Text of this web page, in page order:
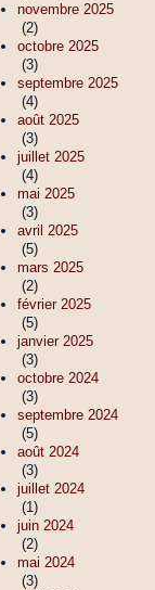
novembre 2025
(2)
octobre 2025
(3)
septembre 2025
(4)
août 2025
(3)
juillet 2025
(4)
mai 2025
(3)
avril 2025
(5)
mars 2025
(2)
février 2025
(5)
janvier 2025
(3)
octobre 2024
(3)
septembre 2024
(5)
août 2024
(3)
juillet 2024
(1)
juin 2024
(2)
mai 2024
(3)